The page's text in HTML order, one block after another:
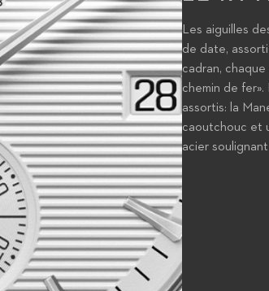
Les aiguilles
de date,
cadran,
chemin de
assortis: la
caoutchouc et
acier